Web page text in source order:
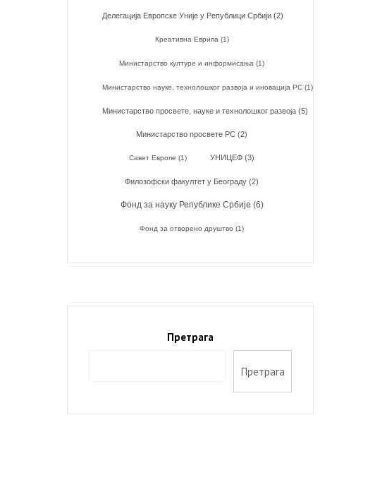
Делегација Европске Уније у Републици Србији (2)
Креативна Еврипа (1)
Министарство културе и информисања (1)
Министарство науке, технолошког развоја и иновација РС (1)
Министарство просвете, науке и технолошког развоја (5)
Министарство просвете РС (2)
Савет Европе (1) УНИЦЕФ (3)
Филозофски факултет у Београду (2)
Фонд за науку Републике Србије (6)
Фонд за отворено друштво (1)
Претрага
Претрага